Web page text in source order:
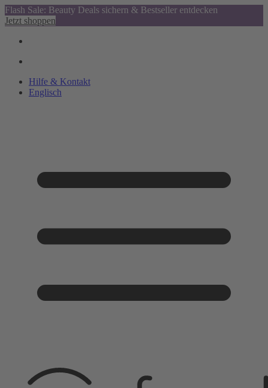
Flash Sale: Beauty Deals sichern & Bestseller entdecken
Jetzt shoppen
Hilfe & Kontakt
Englisch